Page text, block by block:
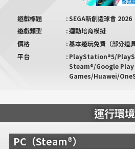
遊戲標題
SEGA新創造球會 2026
遊戲類型
運動培育模擬
價格
基本遊玩免費（部分道
平台
PlayStation®5/
Steam®/Google Play
Games/Huawei/
運行環境
PC（Steam®）